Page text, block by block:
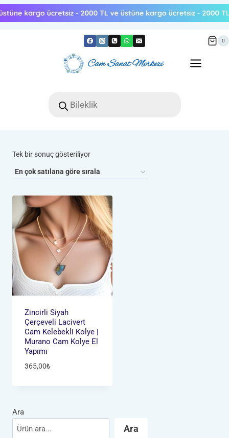
Skip
to
0
search
Tek bir sonuç gösteriliyor
Zincirli Siyah
Çerçeveli Lacivert
Cam Kelebekli Kolye |
Murano Cam Kolye El
Yapımı
365,00₺
Ara
Ara